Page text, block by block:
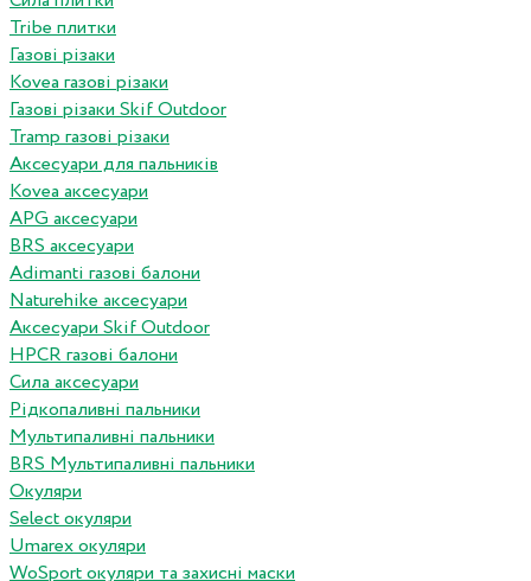
Tribe плитки
Газові різаки
Kovea газові різаки
Газові різаки Skif Outdoor
Tramp газові різаки
Аксесуари для пальників
Kovea аксесуари
APG аксесуари
BRS аксесуари
Adimanti газові балони
Naturehike аксесуари
Аксесуари Skif Outdoor
HPCR газові балони
Сила аксесуари
Рідкопаливні пальники
Мультипаливні пальники
BRS Мультипаливні пальники
Окуляри
Select окуляри
Umarex окуляри
WoSport окуляри та захисні маски